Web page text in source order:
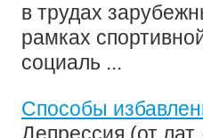
в трудах
рамках
социаль ...
Способы